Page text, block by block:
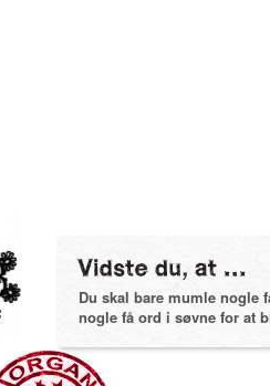
Du skal bare mumle nogle
nogle få ord i søvne for at